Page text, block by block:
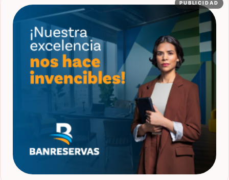
PUBLICIDAD